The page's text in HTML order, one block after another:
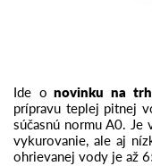
Ide o novinku na
prípravu teplej pitnej
súčasnú normu A0.
vykurovanie, ale aj
ohrievanej vody je až